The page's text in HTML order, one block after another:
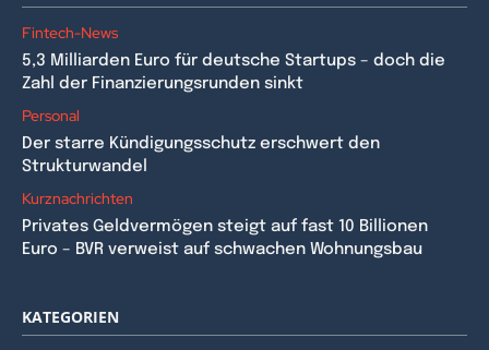
Fintech-News
5,3 Milliarden Euro für deutsche Startups – doch die
Zahl der Finanzierungsrunden sinkt
Personal
Der starre Kündigungsschutz erschwert den
Strukturwandel
Kurznachrichten
Privates Geldvermögen steigt auf fast 10 Billionen
Euro – BVR verweist auf schwachen Wohnungsbau
KATEGORIEN